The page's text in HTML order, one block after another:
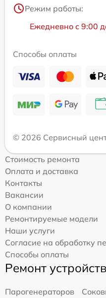
Режим работы:
Ежедневно с 9:00
Способы оплаты
© 2026 Сервисный
Стоимость ремонта
Оплата и доставка
Контакты
Вакансии
О компании
Ремонтируемые модели
Наши услуги
Согласие на обработку
Способы оплаты
Ремонт устройств
Парогенераторов